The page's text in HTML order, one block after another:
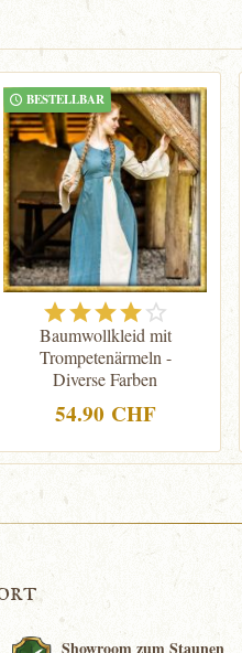
BESTELLBAR
Baumwollkleid mit
Trompetenärmeln -
Diverse Farben
54.90 CHF
Showroom zum Staunen